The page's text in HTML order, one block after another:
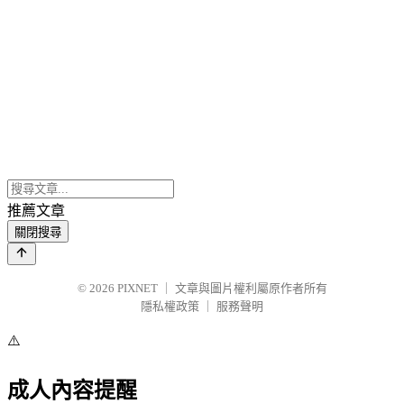
推薦文章
關閉搜尋
© 2026 PIXNET
文章與圖片權利屬原作者所有
隱私權政策
服務聲明
⚠️
成人內容提醒